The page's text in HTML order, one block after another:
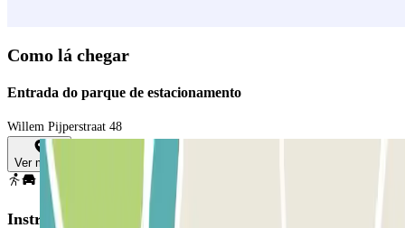
Como lá chegar
Entrada do parque de estacionamento
Willem Pijperstraat 48
Ver mapa
Instruções